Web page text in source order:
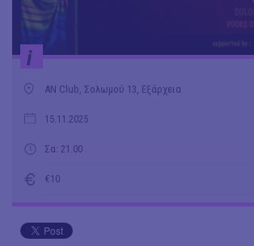
i
ΑΝ Club, Σολωμού 13, Εξάρχεια
15.11.2025
Σα: 21.00
€10